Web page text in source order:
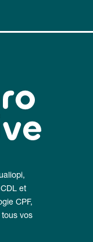
et
CPF,
vos